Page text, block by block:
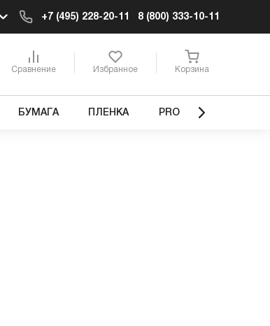
+7 (495) 228-20-11 8 (800) 333-10-11
Сравнение Избранное Корзина
БУМАГА ПЛЕНКА PRO